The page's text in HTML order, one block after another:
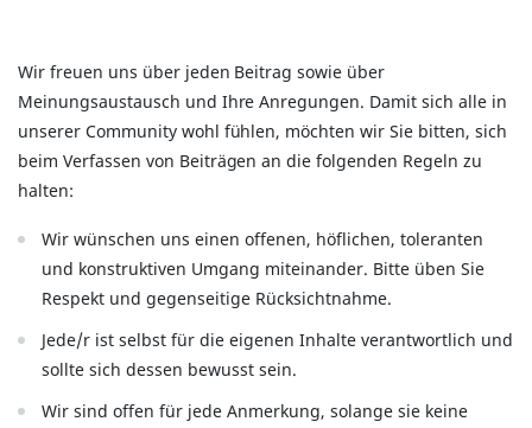
Wir freuen uns über jeden Beitrag sowie über
Meinungsaustausch und Ihre Anregungen. Damit sich alle in
unserer Community wohl fühlen, möchten wir Sie bitten, sich
beim Verfassen von Beiträgen an die folgenden Regeln zu
halten:
Wir wünschen uns einen offenen, höflichen, toleranten
und konstruktiven Umgang miteinander. Bitte üben Sie
Respekt und gegenseitige Rücksichtnahme.
Jede/r ist selbst für die eigenen Inhalte verantwortlich und
sollte sich dessen bewusst sein.
Wir sind offen für jede Anmerkung, solange sie keine